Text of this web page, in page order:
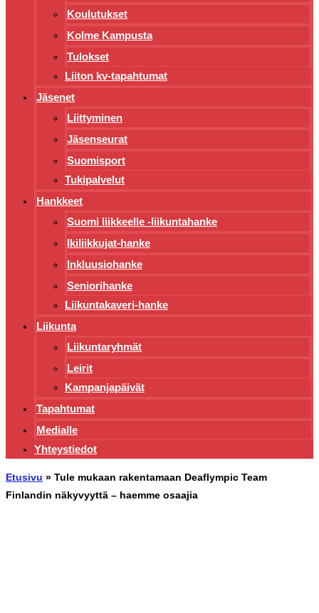
Koulutukset
Kolme Kampusta
Tulokset
Liiton kv-tapahtumat
Jäsenet
Liittyminen
Jäsenseurat
Suomisport
Tukipalvelut
Hankkeet
Suomi liikkeelle -liikuntahanke
Ikiliikkujat-hanke
Inkluusiohanke
Seniorihanke
Liikuntakaveri-hanke
Liikunta
Liikuntaryhmät
Leirit
Kampanjapäivät
Tapahtumat
Medialle
Yhteystiedot
Etusivu » Tule mukaan rakentamaan Deaflympic Team
Finlandin näkyvyyttä – haemme osaajia